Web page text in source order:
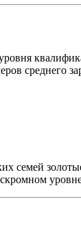
среднего
семей
скромном